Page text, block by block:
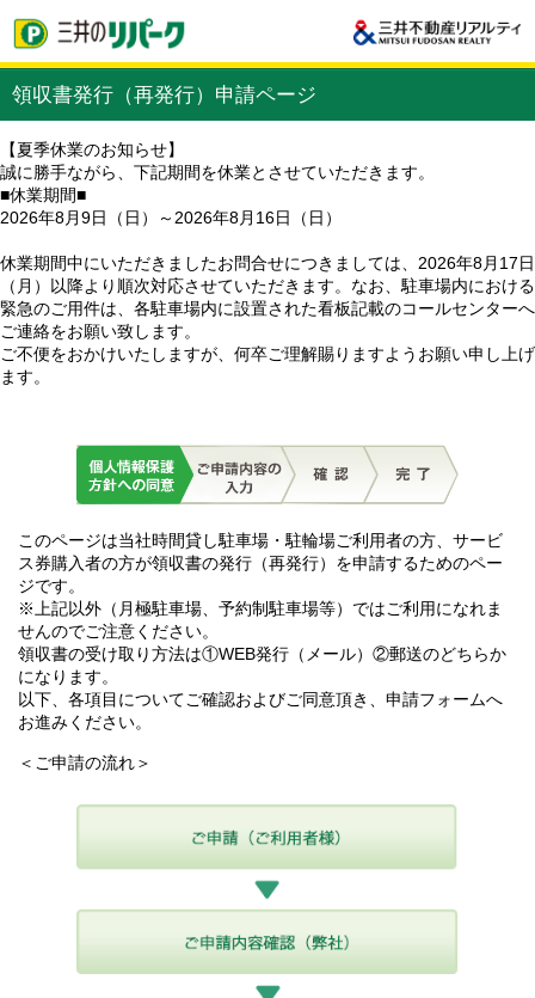
領収書発行（再発行）申請ページ
【夏季休業のお知らせ】
誠に勝手ながら、下記期間を休業とさせていただきます。
■休業期間■
2026年8月9日（日）～2026年8月16日（日）
休業期間中にいただきましたお問合せにつきましては、2026年8月17日
（月）以降より順次対応させていただきます。なお、駐車場内における
緊急のご用件は、各駐車場内に設置された看板記載のコールセンターへ
ご連絡をお願い致します。
ご不便をおかけいたしますが、何卒ご理解賜りますようお願い申し上げ
ます。
このページは当社時間貸し駐車場・駐輪場ご利用者の方、サービ
ス券購入者の方が領収書の発行（再発行）を申請するためのペー
ジです。
※上記以外（月極駐車場、予約制駐車場等）ではご利用になれま
せんのでご注意ください。
領収書の受け取り方法は①WEB発行（メール）②郵送のどちらか
になります。
以下、各項目についてご確認およびご同意頂き、申請フォームへ
お進みください。
＜ご申請の流れ＞